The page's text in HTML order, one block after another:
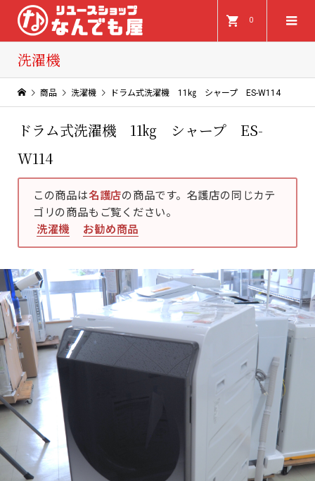
0
洗濯機
商品 洗濯機 ドラム式洗濯機 11㎏ シャープ ES-W114
ドラム式洗濯機 11㎏ シャープ ES-
W114
この商品は名護店の商品です。名護店の同じカテ
ゴリの商品もご覧ください。
洗濯機
お勧め商品